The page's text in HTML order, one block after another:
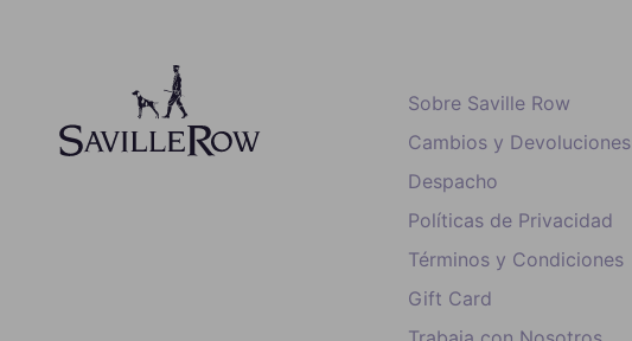
Sobre Saville Row
Cambios y Devoluciones
Despacho
Políticas de Privacidad
Términos y Condiciones
Gift Card